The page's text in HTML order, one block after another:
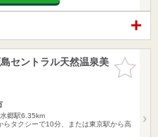
お気に入
りに追加
セントラル天然温泉美
水郷駅6.35km
らタクシーで10分、または東京駅から高